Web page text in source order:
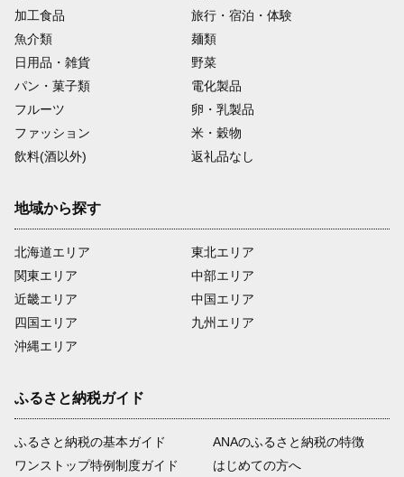
加工食品
旅行・宿泊・体験
魚介類
麺類
日用品・雑貨
野菜
パン・菓子類
電化製品
フルーツ
卵・乳製品
ファッション
米・穀物
飲料(酒以外)
返礼品なし
地域から探す
北海道エリア
関東エリア
近畿エリア
四国エリア
沖縄エリア
東北エリア
中部エリア
中国エリア
九州エリア
ふるさと納税ガイド
ふるさと納税の基本ガイド
ワンストップ特例制度ガイド
ANAのふるさと納税の特徴
はじめての方へ